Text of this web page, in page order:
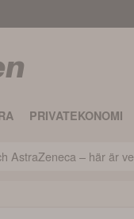
PRIVATEKONOMI
AstraZeneca – här är